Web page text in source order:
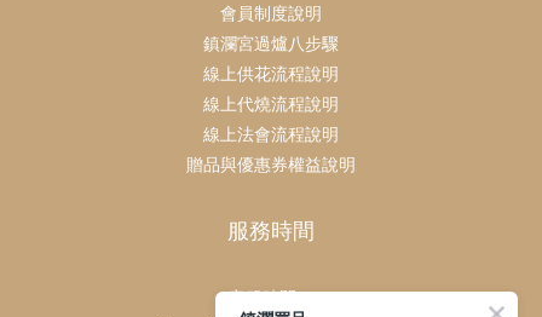
會員制度說明
鎮瀾宮過爐八步驟
線上供花流程說明
線上代燒流程說明
線上法會流程說明
贈品與優惠券權益說明
服務時間
客服時間：